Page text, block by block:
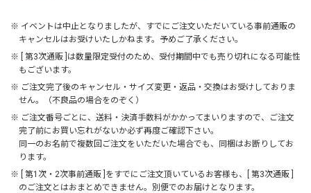
※ イベントは中止となりましたが、すでにご注文いただいている事前通販の
キャンセルはお受けいたしかねます。予めご了承ください。
※ [ 第3次通販 ]は数量限定受付のため、受付期間中でも売り切れになる可能性
もございます。
※ ご注文完了後のキャンセル・サイズ変更・返品・交換はお受けしておりま
せん。（不良品の場合をのぞく）
※ ご注文番号ごとに、送料・決済手数料がかかってまいりますので、ご注文
完了前にお買い忘れがないか必ず再度ご確認下さい。
同一のお名前で複数回ご注文をいただいた場合でも、同梱はお断りしてお
ります。
※ [ 第1次・2次事前通販 ]をすでにご注文頂いているお客様も、[ 第3次通販 ]
のご注文とはおまとめできません。別便でのお届けとなります。